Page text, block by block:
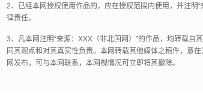
2、已经本网授权使用作品的，应在授权范围内使用，并注明
律责任。
3、凡本网注明“来源：XXX（非北国网）”的作品，均转载自
同其观点和对其真实性负责。本网转载其他媒体之稿件，意
网发布，可与本网联系，本网视情况可立即将其撤除。